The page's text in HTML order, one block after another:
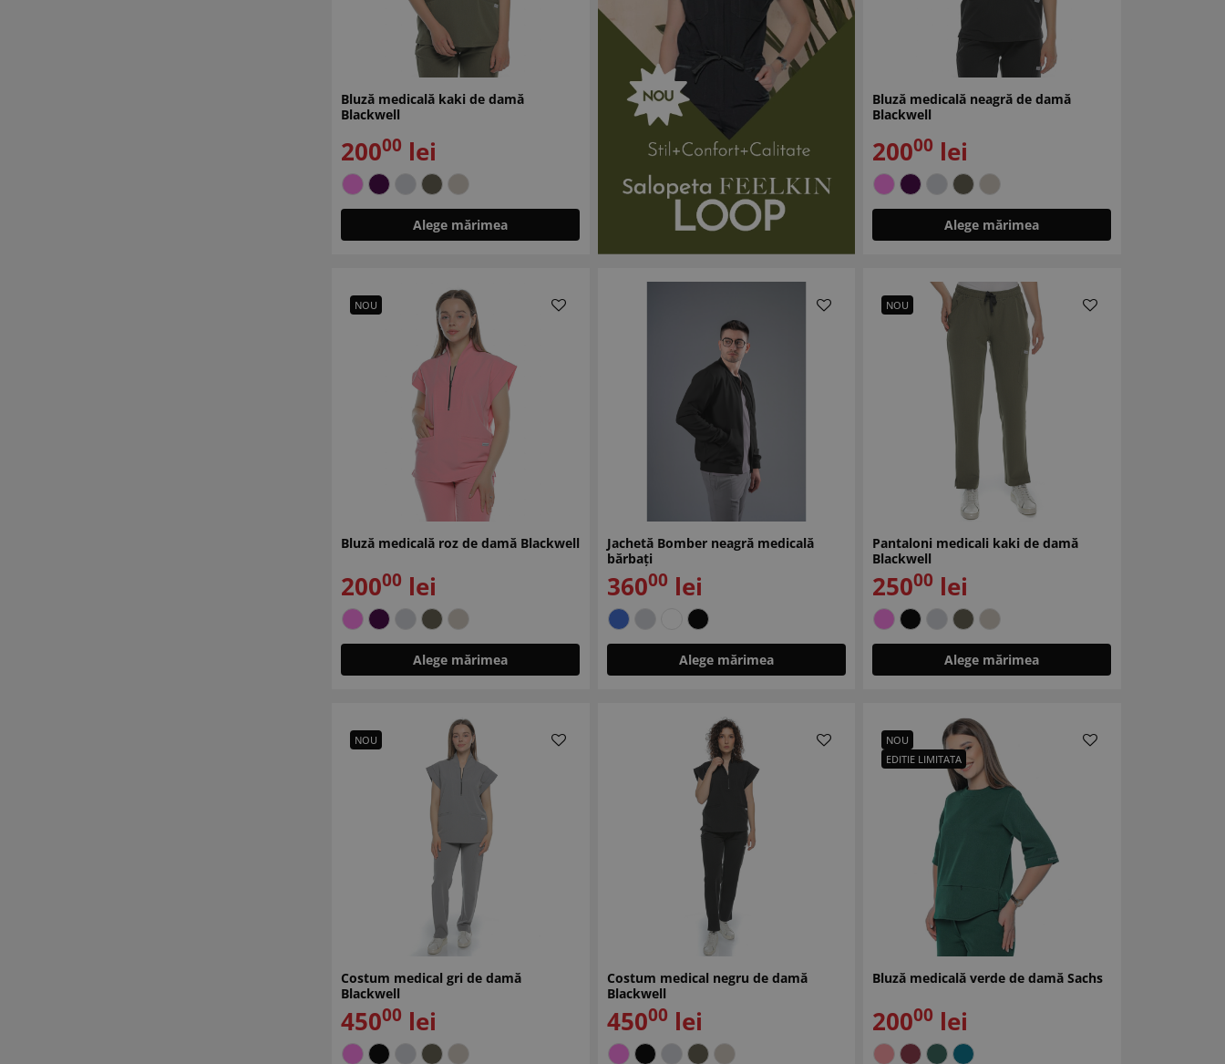
Bluză medicală kaki de damă
Blackwell
20000 lei
Alege mărimea
Bluză medicală neagră de damă
Blackwell
20000 lei
Alege mărimea
NOU
Bluză medicală roz de damă Blackwell
20000 lei
Alege mărimea
Jachetă Bomber neagră medicală
bărbați
36000 lei
Alege mărimea
NOU
Pantaloni medicali kaki de damă
Blackwell
25000 lei
Alege mărimea
NOU
Costum medical gri de damă
Blackwell
45000 lei
Costum medical negru de damă
Blackwell
45000 lei
NOU
EDITIE LIMITATA
Bluză medicală verde de damă Sachs
20000 lei